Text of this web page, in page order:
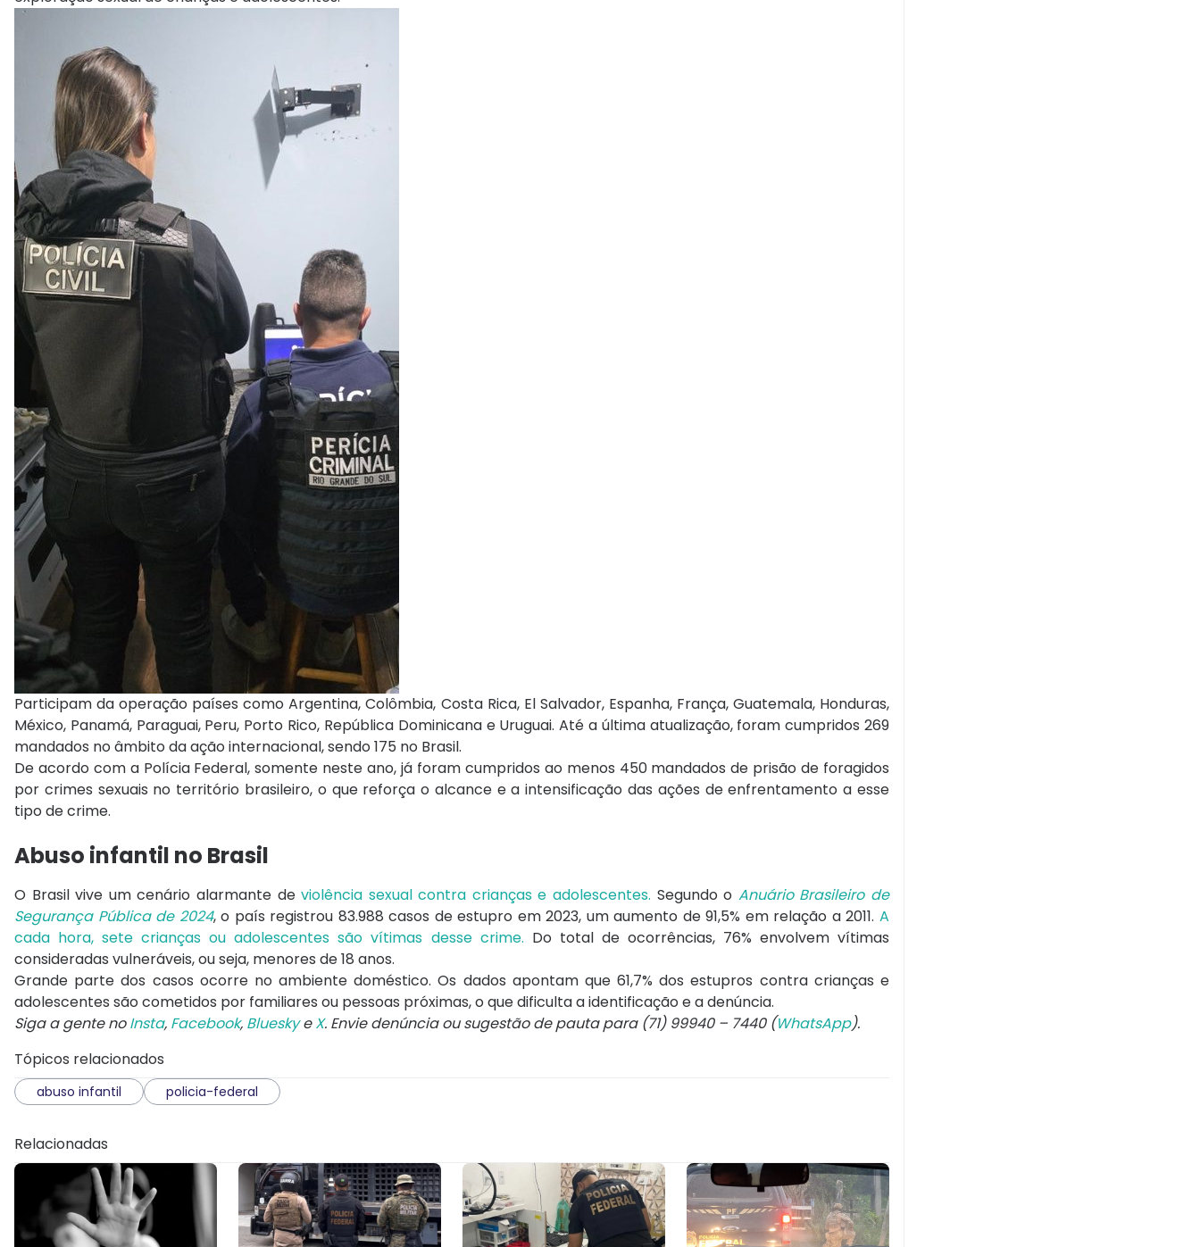
Participam da operação países como Argentina, Colômbia, Costa Rica, El Salvador, Espanha, França, Guatemala, Honduras,
México, Panamá, Paraguai, Peru, Porto Rico, República Dominicana e Uruguai. Até a última atualização, foram cumpridos 269
mandados no âmbito da ação internacional, sendo 175 no Brasil.
De acordo com a Polícia Federal, somente neste ano, já foram cumpridos ao menos 450 mandados de prisão de foragidos
por crimes sexuais no território brasileiro, o que reforça o alcance e a intensificação das ações de enfrentamento a esse
tipo de crime.
Abuso infantil no Brasil
O Brasil vive um cenário alarmante deviolência sexual contra crianças e adolescentes. Segundo o Anuário Brasileiro de
Segurança Pública de 2024, o país registrou 83.988 casos de estupro em 2023, um aumento de 91,5% em relação a 2011.A
cada hora, sete crianças ou adolescentes são vítimas desse crime. Do total de ocorrências, 76% envolvem vítimas
consideradas vulneráveis, ou seja, menores de 18 anos.
Grande parte dos casos ocorre no ambiente doméstico. Os dados apontam que 61,7% dos estupros contra crianças e
adolescentes são cometidos por familiares ou pessoas próximas, o que dificulta a identificação e a denúncia.
Siga a gente noInsta, Facebook, BlueskyeX. Envie denúncia ou sugestão de pauta para (71) 99940 – 7440 (WhatsApp).
Tópicos relacionados
abuso infantil policia-federal
Relacionadas